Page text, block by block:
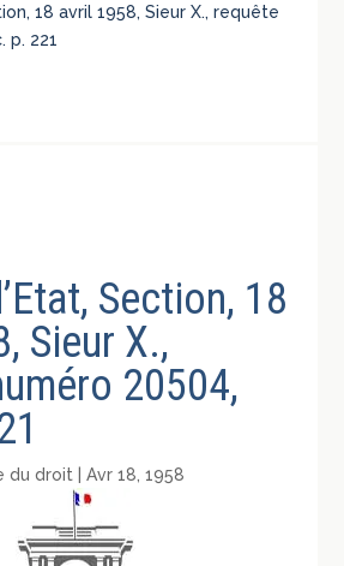
18 avril 1958, Sieur X., requête
p. 221
Section, 18
Sieur X.,
20504,
du droit |Avr 18, 1958